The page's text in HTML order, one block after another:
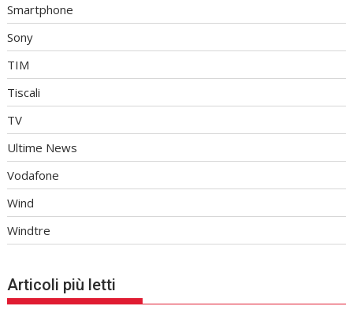
Smartphone
Sony
TIM
Tiscali
TV
Ultime News
Vodafone
Wind
Windtre
Articoli più letti